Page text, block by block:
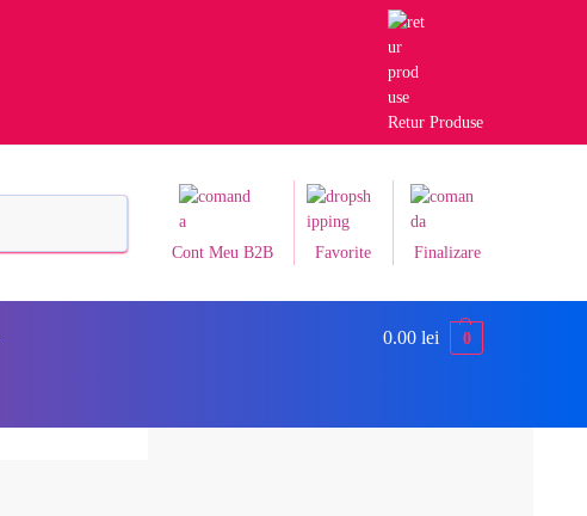
Retur Produse
Cont Meu B2B Favorite Finalizare
0.00 lei 0